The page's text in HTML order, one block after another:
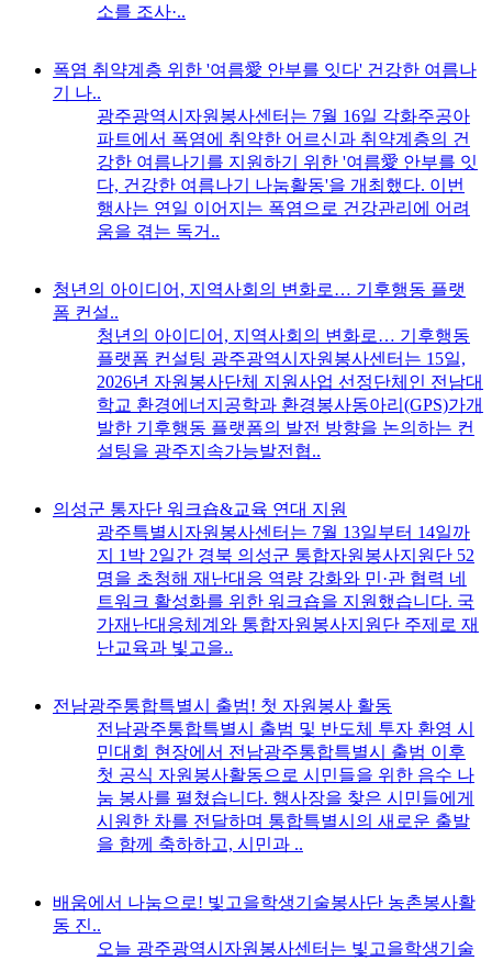
소를 조사·..
폭염 취약계층 위한 '여름愛 안부를 잇다' 건강한 여름나
기 나..
광주광역시자원봉사센터는 7월 16일 각화주공아
파트에서 폭염에 취약한 어르신과 취약계층의 건
강한 여름나기를 지원하기 위한 '여름愛 안부를 잇
다, 건강한 여름나기 나눔활동'을 개최했다. 이번
행사는 연일 이어지는 폭염으로 건강관리에 어려
움을 겪는 독거..
청년의 아이디어, 지역사회의 변화로… 기후행동 플랫
폼 컨설..
청년의 아이디어, 지역사회의 변화로… 기후행동
플랫폼 컨설팅 광주광역시자원봉사센터는 15일,
2026년 자원봉사단체 지원사업 선정단체인 전남대
학교 환경에너지공학과 환경봉사동아리(GPS)가개
발한 기후행동 플랫폼의 발전 방향을 논의하는 컨
설팅을 광주지속가능발전협..
의성군 통자단 워크숍&교육 연대 지원
광주특별시자원봉사센터는 7월 13일부터 14일까
지 1박 2일간 경북 의성군 통합자원봉사지원단 52
명을 초청해 재난대응 역량 강화와 민·관 협력 네
트워크 활성화를 위한 워크숍을 지원했습니다. 국
가재난대응체계와 통합자원봉사지원단 주제로 재
난교육과 빛고을..
전남광주통합특별시 출범! 첫 자원봉사 활동
전남광주통합특별시 출범 및 반도체 투자 환영 시
민대회 현장에서 전남광주통합특별시 출범 이후
첫 공식 자원봉사활동으로 시민들을 위한 음수 나
눔 봉사를 펼쳤습니다. 행사장을 찾은 시민들에게
시원한 차를 전달하며 통합특별시의 새로운 출발
을 함께 축하하고, 시민과 ..
배움에서 나눔으로! 빛고을학생기술봉사단 농촌봉사활
동 진..
오늘 광주광역시자원봉사센터는 빛고을학생기술